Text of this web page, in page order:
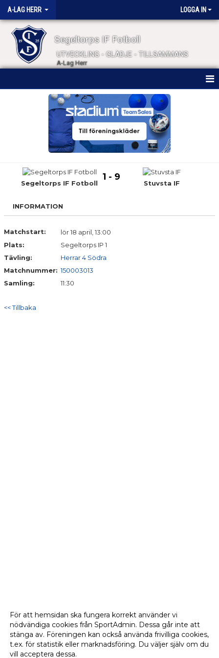
A-LAG HERR LOGGA IN
Segeltorps IF Fotboll
UTVECKLING - GLÄDJE - TILLSAMMANS
A-Lag Herr
TRUPPEN
BILDGALLERI
KONTAKT
MERCH
Segeltorps IF Fotboll
1 - 9
Stuvsta IF
INFORMATION
Matchstart:
lör 18 april, 13:00
Plats:
Segeltorps IP 1
Tävling:
Herrar 4 Södra
Matchnummer: 150003013
Samling:
11:30
<< Tillbaka
För att hemsidan ska fungera korrekt använder vi
nödvändiga cookies från SportAdmin. Dessa går inte att
stänga av. Föreningen kan också använda frivilliga cookies,
t.ex. för statistik eller marknadsföring. Du väljer själv om du
vill acceptera dessa.